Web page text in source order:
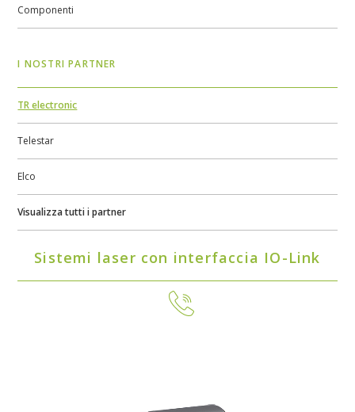
Componenti
I NOSTRI PARTNER
TR electronic
Telestar
Elco
Visualizza tutti i partner
Sistemi laser con interfaccia IO-Link